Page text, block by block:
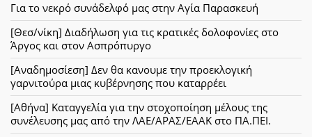
Για το νεκρό συνάδελφό μας στην Αγία Παρασκευή
[Θεσ/νίκη] Διαδήλωση για τις κρατικές δολοφονίες στο
Άργος και στον Ασπρόπυργο
[Αναδημοσίεση] Δεν θα κανουμε την προεκλογική
γαρνιτούρα μιας κυβέρνησης που καταρρέει
[Αθήνα] Καταγγελία για την στοχοποίηση μέλους της
συνέλευσης μας από την ΛΑΕ/ΑΡΑΣ/ΕΑΑΚ στο ΠΑ.ΠΕΙ.